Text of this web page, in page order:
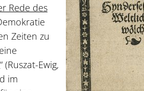
Rede des
Zeiten zu
Ewig,
im